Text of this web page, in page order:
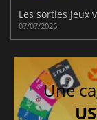
07/07/2026
Une